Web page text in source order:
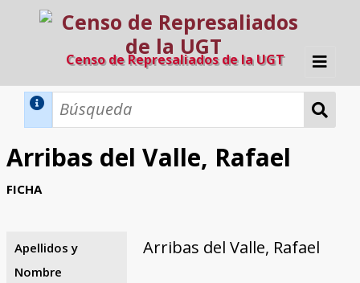
Censo de Represaliados de la UGT
Inicio
Búsqueda Dinámica
Búsqueda Avanzada
Razones y objetivos
El equipo
Colaboradores
Fuentes documentales
Arribas del Valle, Rafael
FICHA
Apellidos y
Nombre
Arribas del Valle, Rafael